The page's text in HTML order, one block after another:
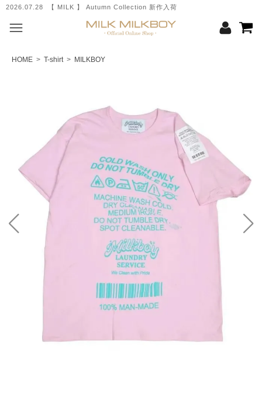
2026.07.28 【 MILK 】 Autumn Collection 新作入荷
HOME > T-shirt> MILKBOY